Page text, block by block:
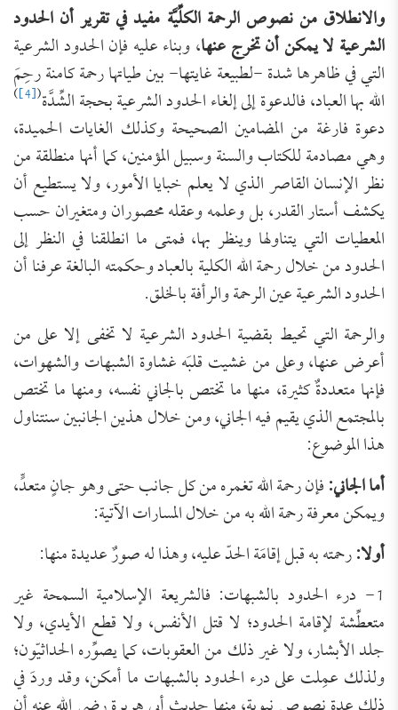
والانطلاق من نصوص الرحمة الكلِّيَّة مفيد في تقرير أن الحدود
الشرعية لا يمكن أن تخرج عنها، وبناء عليه فإن الحدود الشرعية
التي في ظاهرها شدة -لطبيعة غايتها- بين طياتها رحمة كامنة رحِمَ
الله بها العباد، فالدعوة إلى إلغاء الحدود الشرعية بحجة الشِّدَّة(
[4]
)
دعوة فارغة من المضامين الصحيحة وكذلك الغايات الحميدة،
وهي مصادمة للكتاب والسنة وسبيل المؤمنين، كما أنها منطلقة من
نظر الإنسان القاصر الذي لا يعلم خبايا الأمور، ولا يستطيع أن
يكشف أستار القدر، بل وعلمه وعقله محصوران ومتغيران حسب
المعطيات التي يتناولها وينظر بها، فمتى ما انطلقنا في النظر إلى
الحدود من خلال رحمة الله الكلية بالعباد وحكمته البالغة عرفنا أن
الحدود الشرعية عين الرحمة والرأفة بالخلق.
والرحمة التي تحيط بقضية الحدود الشرعية لا تخفى إلا على من
أعرض عنها، وعلى من غشيت قلبَه غشاوة الشبهات والشهوات،
فإنها متعددةٌ كثيرة، منها ما تختص بالجاني نفسه، ومنها ما تختص
بالمجتمع الذي يقيم فيه الجاني، ومن خلال هذين الجانبين سنتناول
هذا الموضوع:
أما الجاني:فإن رحمة الله تغمره من كل جانب حتى وهو جانٍ متعدٍّ،
ويمكن معرفة رحمة الله به من خلال المسارات الآتية:
أولا:رحمته به قبل إقامَة الحدّ عليه، وهذا له صورٌ عديدة منها:
1- درء الحدود بالشبهات: فالشريعة الإسلامية السمحة غير
متعطِّشة لإقامة الحدود؛ لا قتل الأنفس، ولا قطع الأيدي، ولا
جلد الأبشار، ولا غير ذلك من العقوبات، كما يصوِّره الحداثيّون؛
ولذلك عمِلت على درء الحدود بالشبهات ما أمكن، وقد وردَ في